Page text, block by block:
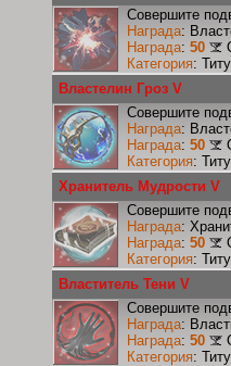
Совершите
Награда:
Награда: 50
Категория:
Властелин Гроз V
Совершите
Награда:
Награда: 50
Категория:
Хранитель Мудрости V
Совершите
Награда:
Награда: 50
Категория:
Властитель Тени V
Совершите
Награда:
Награда: 50
Категория: